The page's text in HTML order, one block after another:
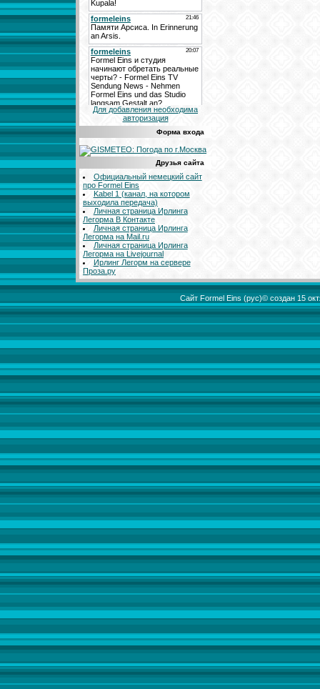
Для добавления необходима
авторизация
Форма входа
Друзья сайта
Официальный немецкий сайт
про Formel Eins
Kabel 1 (канал, на котором
выходила передача)
Личная страница Ирлинга
Легорма В Контакте
Личная страница Ирлинга
Легорма на Mail.ru
Личная страница Ирлинга
Легорма на Livejournal
Ирлинг Легорм на сервере
Проза.ру
Сайт Formel Eins (рус)© создан 15